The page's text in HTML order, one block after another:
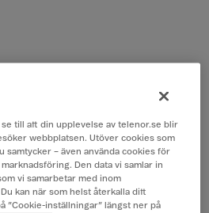
till att din upplevelse av telenor.se blir
webbplatsen. Utöver cookies som
samtycker – även använda cookies för
Den data vi samlar in
vi samarbetar med inom
kan när som helst återkalla ditt
”Cookie-inställningar” längst ner på